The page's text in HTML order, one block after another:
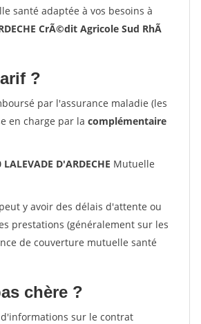
santé adaptée à vos besoins à
CrÃ©dit Agricole Sud RhÃ
?
par l'assurance maladie (les
en charge par la complémentaire
D'ARDECHE Mutuelle
y avoir des délais d'attente ou
prestations (généralement sur les
de couverture mutuelle santé
chère ?
sur le contrat